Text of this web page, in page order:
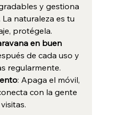
y gestiona
naturaleza es tu
protégela.
en buen
de cada uso y
regularmente.
: Apaga el móvil,
con la gente